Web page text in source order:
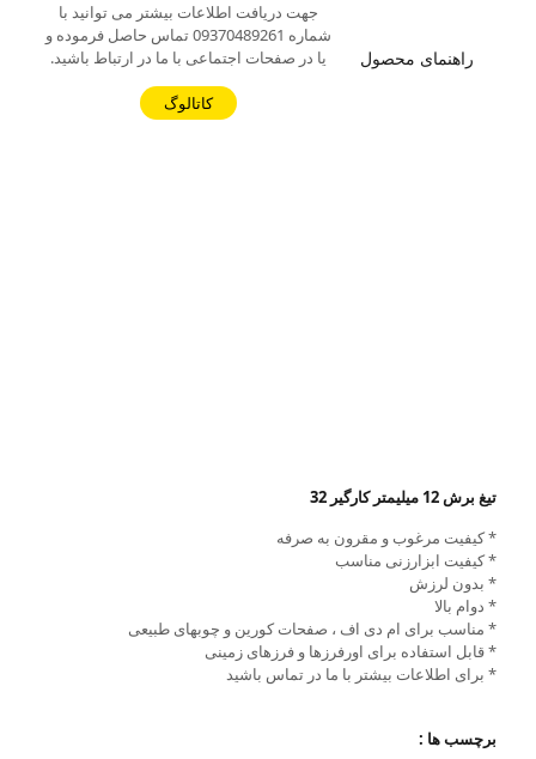
راهنمای محصول
جهت دریافت اطلاعات بیشتر می توانید با
شماره 09370489261 تماس حاصل فرموده و
یا در صفحات اجتماعی با ما در ارتباط باشید.
کاتالوگ
تیغ برش 12 میلیمتر کارگیر 32
* کیفیت مرغوب و مقرون به صرفه
* کیفیت ابزارزنی مناسب
* بدون لرزش
* دوام بالا
* مناسب برای ام دی اف ، صفحات کورین و چوبهای طبیعی
* قابل استفاده برای اورفرزها و فرزهای زمینی
* برای اطلاعات بیشتر با ما در تماس باشید
برچسب ها :